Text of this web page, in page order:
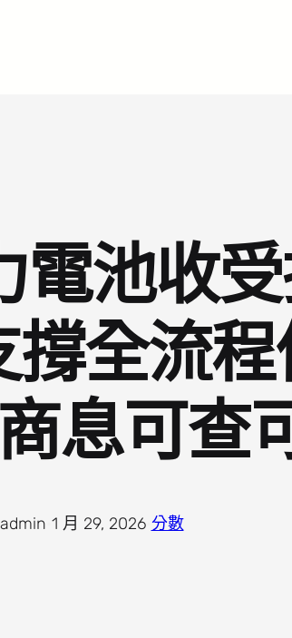
池收
全流程
息可查
admin 1 月 29, 2026· 分數